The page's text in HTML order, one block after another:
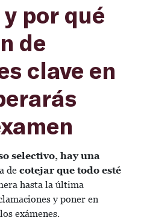
por qué
de
clave en
selectivo, hay una
de cotejar que todo esté
hasta la última
y poner en
exámenes.